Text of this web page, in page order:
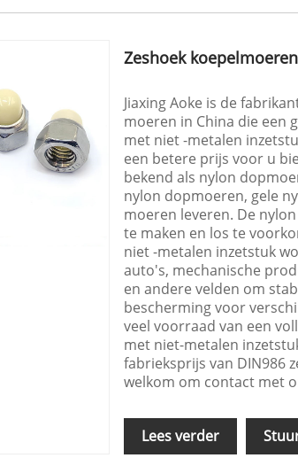
Zeshoek
Jiaxing Aoke is de
moeren in China die een
met niet -metalen
een betere prijs voor u
bekend als nylon
nylon dopmoeren, gele
moeren leveren. De
te maken en los te
niet -metalen inzetstuk
auto's, mechanische
en andere velden om
bescherming voor
veel voorraad van een
met niet-metalen
fabrieksprijs van DIN986
welkom om contact met
Lees verder